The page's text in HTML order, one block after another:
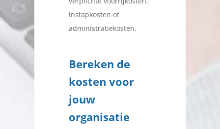
instapkosten of
administratiekosten.
Bereken de
kosten voor
jouw
organisatie